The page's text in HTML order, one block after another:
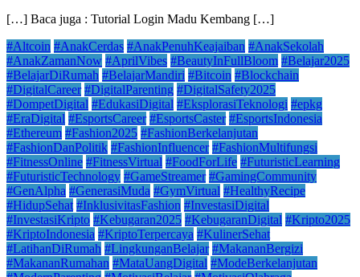
[…] Baca juga : Tutorial Login Madu Kembang […]
#Altcoin #AnakCerdas #AnakPenuhKeajaiban #AnakSekolah
#AnakZamanNow #AprilVibes #BeautyInFullBloom #Belajar2025
#BelajarDiRumah #BelajarMandiri #Bitcoin #Blockchain
#DigitalCareer #DigitalParenting #DigitalSafety2025
#DompetDigital #EdukasiDigital #EksplorasiTeknologi #epkg
#EraDigital #EsportsCareer #EsportsCaster #EsportsIndonesia
#Ethereum #Fashion2025 #FashionBerkelanjutan
#FashionDanPolitik #FashionInfluencer #FashionMultifungsi
#FitnessOnline #FitnessVirtual #FoodForLife #FuturisticLearning
#FuturisticTechnology #GameStreamer #GamingCommunity
#GenAlpha #GenerasiMuda #GymVirtual #HealthyRecipe
#HidupSehat #InklusivitasFashion #InvestasiDigital
#InvestasiKripto #Kebugaran2025 #KebugaranDigital #Kripto2025
#KriptoIndonesia #KriptoTerpercaya #KulinerSehat
#LatihanDiRumah #LingkunganBelajar #MakananBergizi
#MakananRumahan #MataUangDigital #ModeBerkelanjutan